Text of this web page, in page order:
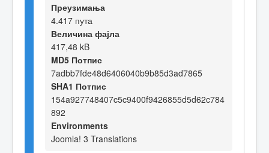
Преузимања
4.417 пута
Величина фајла
417,48 kB
MD5 Потпис
7adbb7fde48d6406040b9b85d3ad7865
SHA1 Потпис
154a927748407c5c9400f9426855d5d62c784
892
Environments
Joomla! 3 Translations